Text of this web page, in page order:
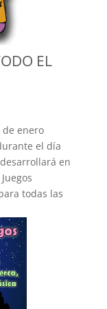
EL
de enero
el día
en
todas las